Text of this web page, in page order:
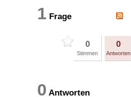
1 Frage
0
Stimmen
0
Antworten
0 Antworten